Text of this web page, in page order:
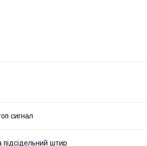
сигнал
підсідельний штир